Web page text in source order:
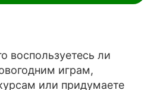
воспользуетесь ли
играм,
или придумаете